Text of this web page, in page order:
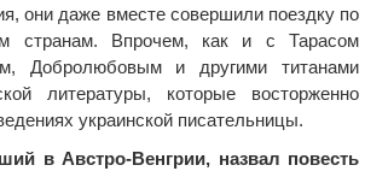
они даже вместе совершили поездку по
странам. Впрочем, как и с Тарасом
Добролюбовым и другими титанами
литературы, которые восторженно
украинской писательницы.
в Австро-Венгрии, назвал повесть